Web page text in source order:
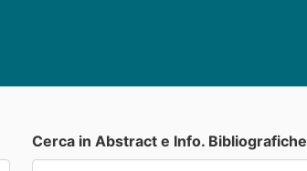
Cerca in Abstract e Info. Bibliografiche